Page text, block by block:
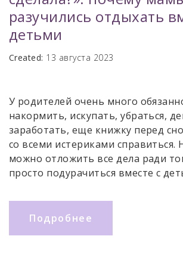
разучились отдыхать
детьми
Created: 13 августа 2023
У родителей очень много
накормить, искупать, убраться,
заработать, еще книжку перед
со всеми истериками справиться.
можно отложить все дела ради
просто подурачиться вместе с
Подробнее